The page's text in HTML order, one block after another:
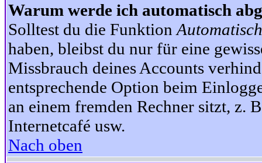
Warum werde ich automatisch
Solltest du die Funktion
haben, bleibst du nur für eine
Missbrauch deines Accounts
entsprechende Option beim
an einem fremden Rechner sitzt, z.
Internetcafé usw.
Nach oben